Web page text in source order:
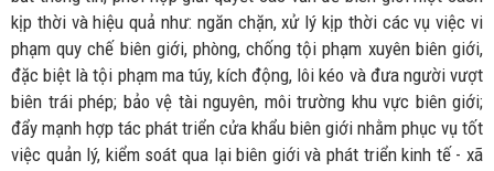
kịp thời và hiệu quả như: ngăn chặn, xử lý kịp thời các vụ việc vi
phạm quy chế biên giới, phòng, chống tội phạm xuyên biên giới,
đặc biệt là tội phạm ma túy, kích động, lôi kéo và đưa người vượt
biên trái phép; bảo vệ tài nguyên, môi trường khu vực biên giới;
đẩy mạnh hợp tác phát triển cửa khẩu biên giới nhằm phục vụ tốt
việc quản lý, kiểm soát qua lại biên giới và phát triển kinh tế - xã